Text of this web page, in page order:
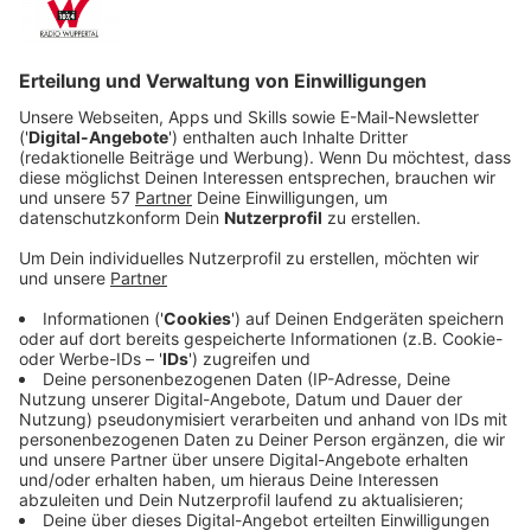
Die deutsch-irische Pop-Sängerin hat 2017 mit ihrem
Song "No Roots" ihren internationalen Durchbruch
geschafft. Im Interview mit Joschka Heinemann
erzählt sie, wie am Anfang ihrer Karriere niemand an sie
geglaubt hat, sie im Altenheim als Tellerwäscherin
gearbeitet hat und dass sie die Idee für "Charlie
Brown" schon in der Grundschule hatte. Mehr dazu und
noch mehr erfahrt ihr dazu im Gespräch, direkt hier
unten.
Anzeige